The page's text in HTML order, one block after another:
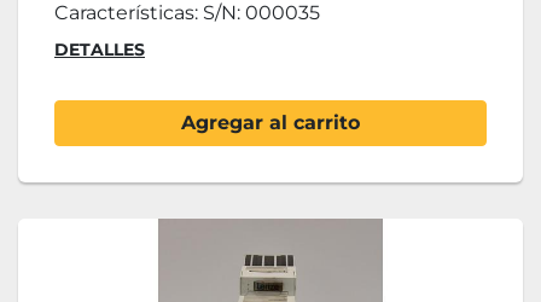
Características: S/N: 000035
DETALLES
Agregar al carrito